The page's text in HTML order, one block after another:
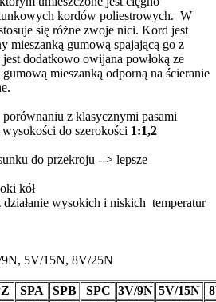
kordów poliestrowych. W
się różne zwoje nici. Kord jest
mieszanką gumową spajającą go z
jest dodatkowo owijana powłoką ze
mieszanką odporną na ścieranie
z klasycznymi pasami
do szerokości 1:1,2
do przekroju --> lepsze
kół
działanie wysokich i niskich temperatur
9N, 5V/15N, 8V/25N
SPA SPB SPC 3V/9N 5V/15N